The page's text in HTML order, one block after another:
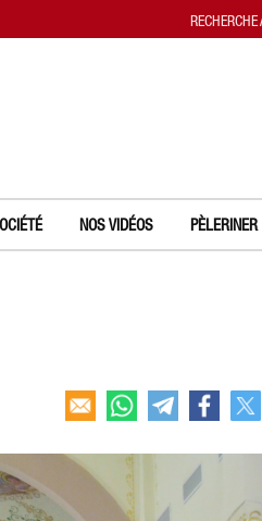
NOS VIDÉOS PÈLERINER
RECHERCHE